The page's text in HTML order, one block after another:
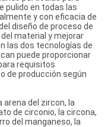
pulido en todas las
y con eficacia de
diseño de proceso de
material y mejorar
las dos tecnologías de
puede proporcionar
requisitos
de producción según
arena del zircon, la
de circonio, la circona,
del manganeso, la